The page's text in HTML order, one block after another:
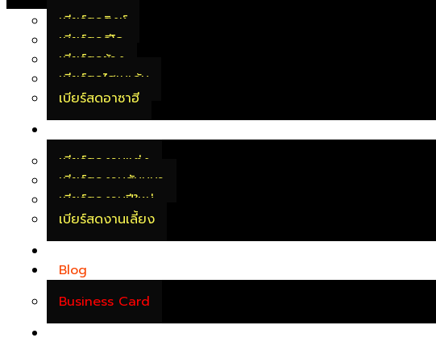
เบียร์สดสิงห์
เบียร์สดลีโอ
เบียร์สดช้าง
เบียร์สดไฮเนเก้น
เบียร์สดอาซาฮี
เบียร์สดงานแต่ง
เบียร์สดงานสัมมนา
เบียร์สดงานปีใหม่
เบียร์สดงานเลี้ยง
Blog
Business Card